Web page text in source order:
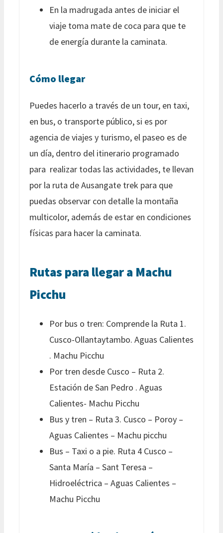
En la madrugada antes de iniciar el
viaje toma mate de coca para que te
de energía durante la caminata.
Cómo llegar
Puedes hacerlo a través de un tour, en taxi,
en bus, o transporte público, si es por
agencia de viajes y turismo, el paseo es de
un día, dentro del itinerario programado
para realizar todas las actividades, te llevan
por la ruta de Ausangate trek para que
puedas observar con detalle la montaña
multicolor, además de estar en condiciones
físicas para hacer la caminata.
Rutas para llegar a Machu
Picchu
Por bus o tren: Comprende la Ruta 1.
Cusco-Ollantaytambo. Aguas Calientes
. Machu Picchu
Por tren desde Cusco – Ruta 2.
Estación de San Pedro . Aguas
Calientes- Machu Picchu
Bus y tren – Ruta 3. Cusco – Poroy –
Aguas Calientes – Machu picchu
Bus – Taxi o a pie. Ruta 4 Cusco –
Santa María – Sant Teresa –
Hidroeléctrica – Aguas Calientes –
Machu Picchu